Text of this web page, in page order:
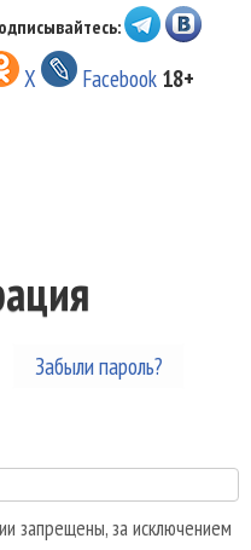
X Facebook 18+
Забыли пароль?
запрещены, за исключением